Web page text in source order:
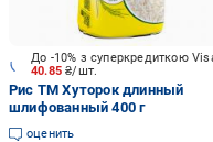
40.85₴/шт.
Рис ТМ Хуторок длинный
шлифованный 400 г
оценить